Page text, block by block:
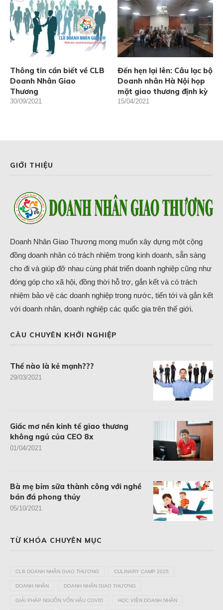
Thông tin cần biết về CLB
Doanh Nhân Giao
Thương
30/09/2021
Đến hẹn lại lên: Câu lạc bộ
Doanh nhân Hà Nội họp
mặt giao thương định kỳ
15/04/2021
GIỚI THIỆU
Doanh Nhân Giao Thương mong muốn xây dựng một cộng
đồng doanh nhân có trách nhiệm trong kinh doanh, sẵn sàng
cho đi và giúp đỡ nhau cùng phát triển doanh nghiệp cũng như
đóng góp cho xã hội, đồng thời hỗ trợ, gắn kết và có trách
nhiệm bảo vệ các doanh nghiệp trong nước, tiến tới và gắn kết
với doanh nhân, doanh nghiệp các quốc gia trên thế giới.
CÂU CHUYÊN KHỞI NGHIỆP
Thế nào là kẻ mạnh???
29/03/2021
Giấc mơ nền kinh tế giao thương
không ngủ của CEO 8x
01/04/2021
Bà mẹ bỉm sữa thành công với nghề
bán đá phong thủy
05/10/2021
TỪ KHÓA CHUYÊN MỤC
CLB DOANH NHÂN GIAO THƯƠNG CULINARY CAMP 2025
DOANH NHÂN DOANH NHÂN GIAO THƯƠNG
GIẢI PHÁP NGUỒN VỐN HẬU COVID HỌC VIỆN DOANH NHÂN